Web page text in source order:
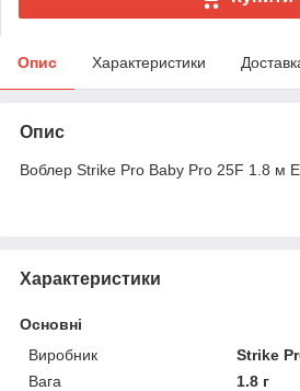
Опис Характеристики
Опис
Воблер Strike Pro Baby Pro 25F 1.8 м
Характеристики
Основні
Виробник
Strike
Вага
1.8 г